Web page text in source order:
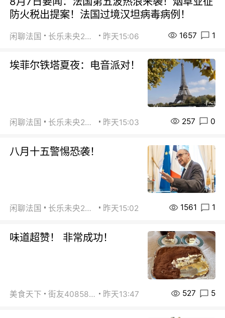
防火税出提案！法国过境汉坦病毒病例！
闲聊法国 长乐未央2015 昨天15:06 1657 1
埃菲尔铁塔夏夜：电音派对！
闲聊法国 长乐未央2015 昨天15:03 257 0
八月十五警惕恐袭！
闲聊法国 长乐未央2015 昨天15:02 1561 1
味道超赞！ 非常成功！
美食天下 街友40858442 昨天13:47 527 5